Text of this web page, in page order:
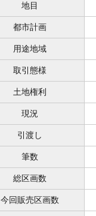
地目
都市計画
用途地域
取引態様
土地権利
現況
引渡し
筆数
総区画数
今回販売区画数